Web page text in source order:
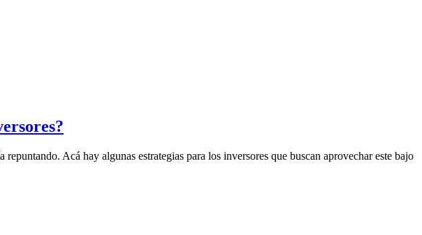
Acá hay algunas estrategias para los inversores que buscan aprovechar este bajo